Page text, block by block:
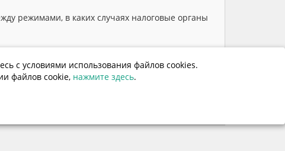
режимами, в каких случаях налоговые органы
с условиями использования файлов cookies.
файлов cookie, нажмите здесь.